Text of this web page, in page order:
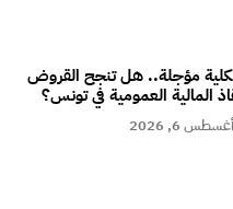
مؤجلة.. هل تنجح القروض
المالية العمومية في تونس؟
أغسطس 6, 2026